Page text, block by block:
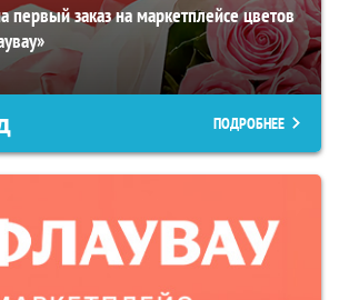
первый заказ на маркетплейсе цветов
ПОДРОБНЕЕ